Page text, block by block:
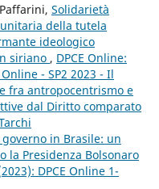
Solidarietà
della tutela
ideologico
siriano , DPCE Online:
- SP2 2023 - Il
fra antropocentrismo e
dal Diritto comparato
in Brasile: un
la Presidenza Bolsonaro
DPCE Online 1-